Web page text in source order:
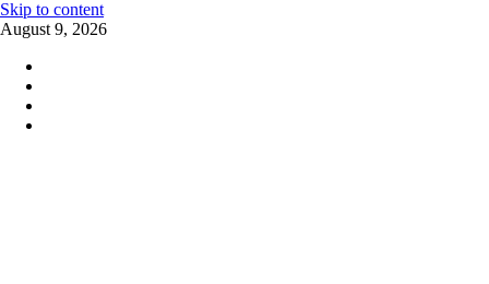
Skip to content
August 9, 2026